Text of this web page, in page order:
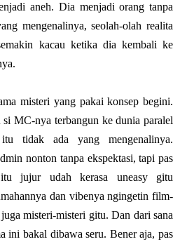
aneh. Dia menjadi orang tanpa
mengenalinya, seolah-olah realita
kacau ketika dia kembali ke
misteri yang pakai konsep begini.
MC-nya terbangun ke dunia paralel
tidak ada yang mengenalinya.
nonton tanpa ekspektasi, tapi pas
jujur udah kerasa uneasy gitu
dan vibenya ngingetin film-
misteri-misteri gitu. Dan dari sana
ini bakal dibawa seru. Bener aja, pas